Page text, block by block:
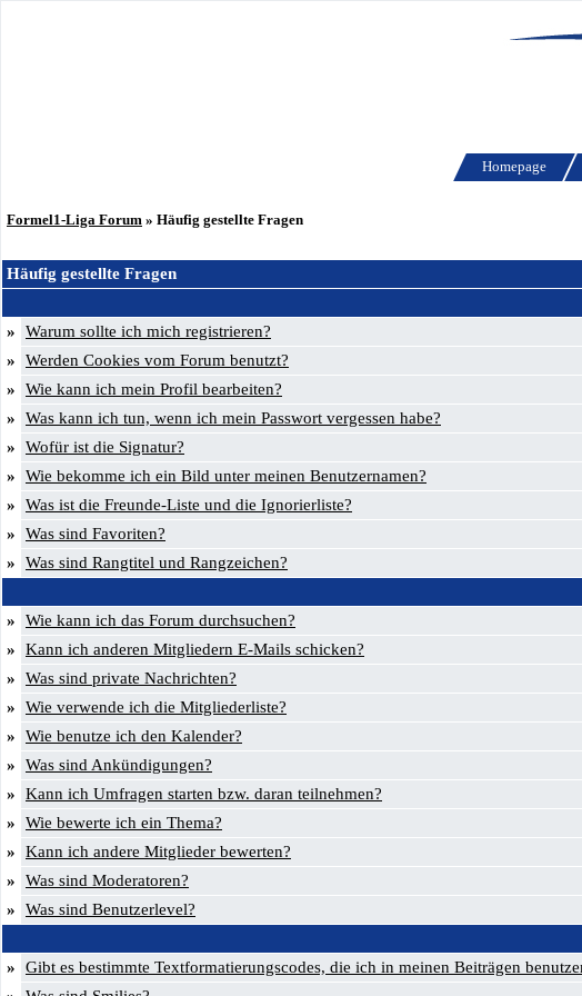
Homepage
Formel1-Liga Forum » Häufig gestellte Fragen
Häufig gestellte Fragen
»
Warum sollte ich mich registrieren?
»
Werden Cookies vom Forum benutzt?
»
Wie kann ich mein Profil bearbeiten?
»
Was kann ich tun, wenn ich mein Passwort vergessen habe?
»
Wofür ist die Signatur?
»
Wie bekomme ich ein Bild unter meinen Benutzernamen?
»
Was ist die Freunde-Liste und die Ignorierliste?
»
Was sind Favoriten?
»
Was sind Rangtitel und Rangzeichen?
»
Wie kann ich das Forum durchsuchen?
»
Kann ich anderen Mitgliedern E-Mails schicken?
»
Was sind private Nachrichten?
»
Wie verwende ich die Mitgliederliste?
»
Wie benutze ich den Kalender?
»
Was sind Ankündigungen?
»
Kann ich Umfragen starten bzw. daran teilnehmen?
»
Wie bewerte ich ein Thema?
»
Kann ich andere Mitglieder bewerten?
»
Was sind Moderatoren?
»
Was sind Benutzerlevel?
»
Gibt es bestimmte Textformatierungscodes, die ich in meinen Beiträgen